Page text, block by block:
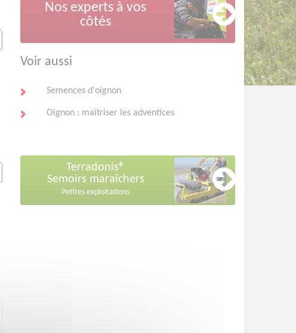
Nos experts à vos
côtés
Voir aussi
Semences d'oignon
Oignon : maîtriser les adventices
Terradonis®
Semoirs maraîchers
Petites exploitations